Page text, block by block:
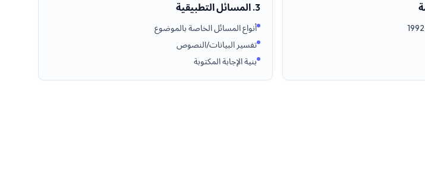
3. المسائل التطبيقية
أنواع المسائل الخاصة بالموضوع
تفسير البيانات/النصوص
بنية الإجابة المكتوبة